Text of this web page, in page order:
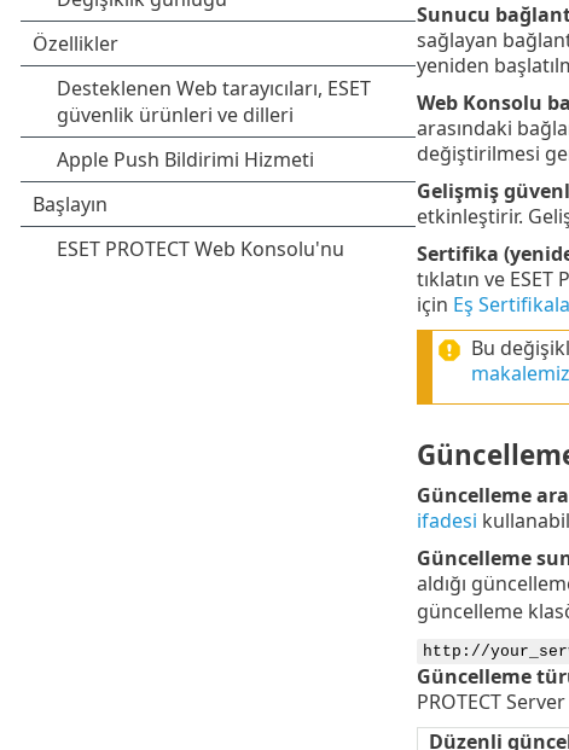
Sunucu
sağlayan
yeniden
Web Konsolu
arasındaki
değiştirilmesi
Gelişmiş
etkinleştirir.
Sertifika
tıklatın ve
için Eş
Bu
Güncelleme
ifadesi
Güncelleme
aldığı
güncelleme
http://
Güncelleme
PROTECT
Düzenli